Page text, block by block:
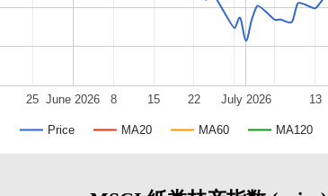
Price MA20 MA60 MA120
June 2026 July 2026
25 8 15 22 13